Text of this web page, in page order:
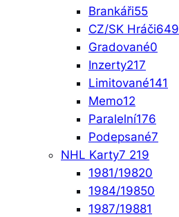
Brankáři55
CZ/SK Hráči649
Gradované0
Inzerty217
Limitované141
Memo12
Paralelní176
Podepsané7
NHL Karty7 219
1981/19820
1984/19850
1987/19881